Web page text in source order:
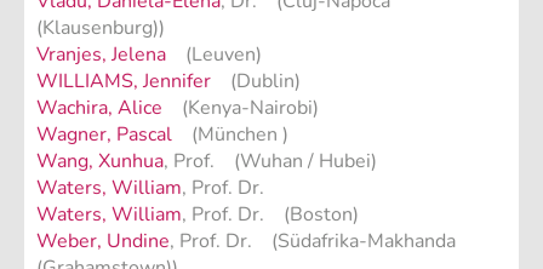
(Klausenburg))
Vranjes, Jelena (Leuven)
WILLIAMS, Jennifer (Dublin)
Wachira, Alice (Kenya-Nairobi)
Wagner, Pascal (München )
Wang, Xunhua, Prof. (Wuhan / Hubei)
Waters, William, Prof. Dr.
Waters, William, Prof. Dr. (Boston)
Weber, Undine, Prof. Dr. (Südafrika-Makhanda